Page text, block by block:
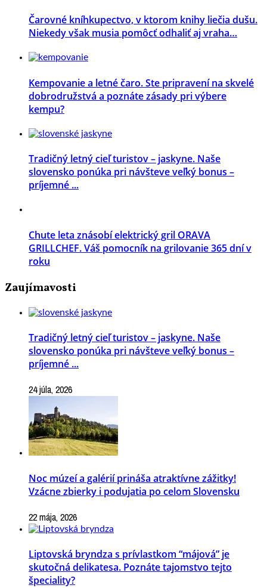
Čarovné kníhkupectvo, v ktorom knihy liečia dušu.
Niekedy však musia pomôcť odhaliť aj vraha…
Kempovanie a letné čaro. Ste pripravení na skvelé
dobrodružstvá a poznáte zásady pri výbere
kempu?
Tradičný letný cieľ turistov – jaskyne. Naše
slovensko ponúka pri návšteve veľký bonus –
príjemné ...
Chute leta znásobí elektrický gril ORAVA
GRILLCHEF. Váš pomocník na grilovanie 365 dní v
roku
Zaujímavosti
Tradičný letný cieľ turistov – jaskyne. Naše
slovensko ponúka pri návšteve veľký bonus –
príjemné ...
24 júla, 2026
Noc múzeí a galérií prináša atraktívne zážitky!
Vzácne zbierky i podujatia po celom Slovensku
22 mája, 2026
Liptovská bryndza s prívlastkom “májová” je
skutočná delikatesa. Poznáte tajomstvo tejto
špeciality?